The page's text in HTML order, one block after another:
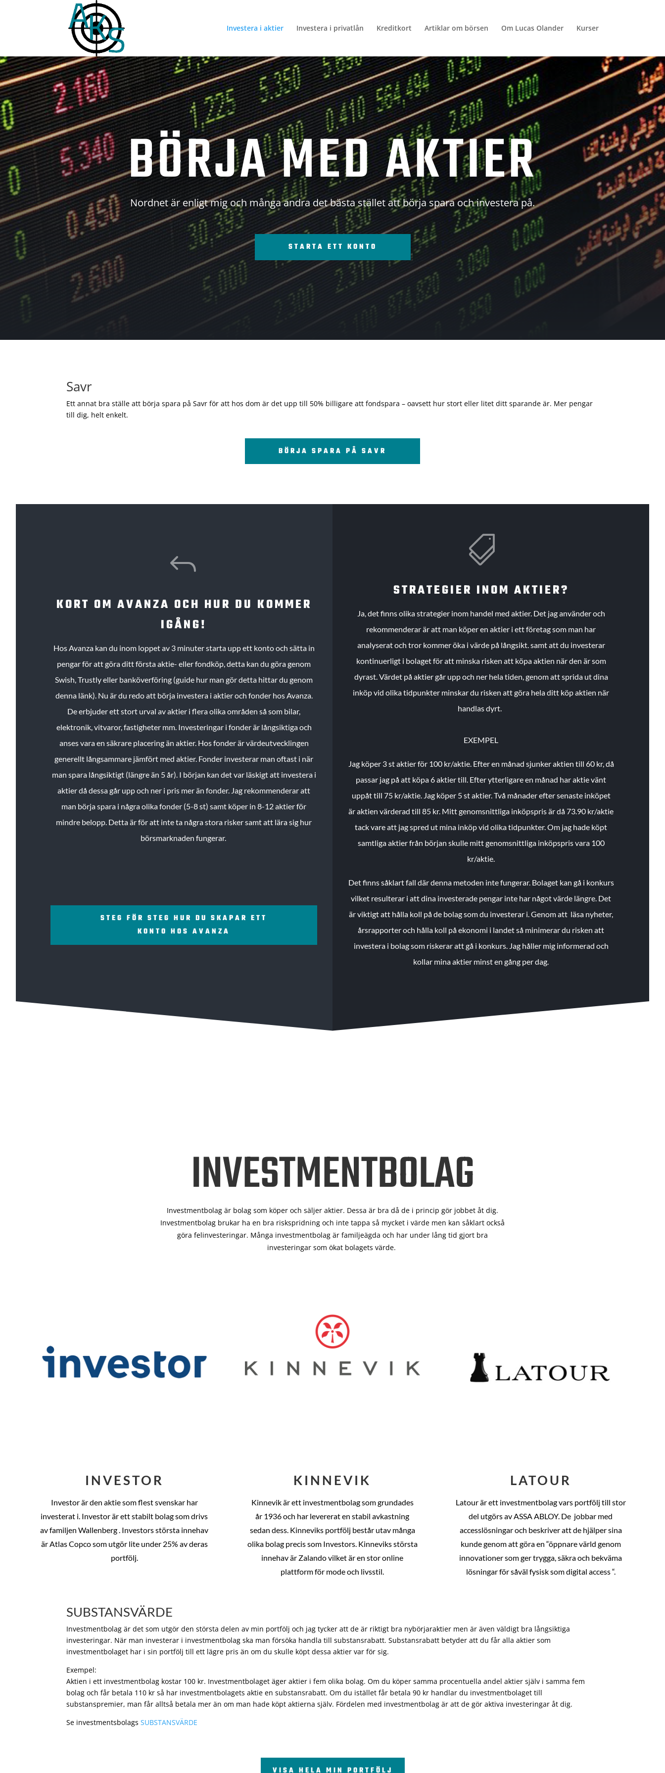
Investera i aktier Investera i privatlån Kreditkort Artiklar om börsen Om Lucas Olander Kurser
BÖRJA MED AKTIER
Nordnet är enligt mig och många andra det bästa stället att börja spara och investera på.
STARTA ETT KONTO
Savr
Ett annat bra ställe att börja spara på Savr för att hos dom är det upp till 50% billigare att fondspara – oavsett hur stort eller litet ditt sparande är. Mer pengar
till dig, helt enkelt.
BÖRJA SPARA PÅ SAVR
J
KORT OM AVANZA OCH HUR DU KOMMER
IGÅNG!
Hos Avanza kan du inom loppet av 3 minuter starta upp ett konto och sätta in
pengar för att göra ditt första aktie- eller fondköp, detta kan du göra genom
Swish, Trustly eller banköverföring (guide hur man gör detta hittar du genom
denna länk). Nu är du redo att börja investera i aktier och fonder hos Avanza.
De erbjuder ett stort urval av aktier i flera olika områden så som bilar,
elektronik, vitvaror, fastigheter mm. Investeringar i fonder är långsiktiga och
anses vara en säkrare placering än aktier. Hos fonder är värdeutvecklingen
generellt långsammare jämfört med aktier. Fonder investerar man oftast i när
man spara långsiktigt (längre än 5 år). I början kan det var läskigt att investera i
aktier då dessa går upp och ner i pris mer än fonder. Jag rekommenderar att
man börja spara i några olika fonder (5-8 st) samt köper in 8-12 aktier för
mindre belopp. Detta är för att inte ta några stora risker samt att lära sig hur
börsmarknaden fungerar.
STEG FÖR STEG HUR DU SKAPAR ETT
KONTO HOS AVANZA

STRATEGIER INOM AKTIER?
Ja, det finns olika strategier inom handel med aktier. Det jag använder och
rekommenderar är att man köper en aktier i ett företag som man har
analyserat och tror kommer öka i värde på långsikt. samt att du investerar
kontinuerligt i bolaget för att minska risken att köpa aktien när den är som
dyrast. Värdet på aktier går upp och ner hela tiden, genom att sprida ut dina
inköp vid olika tidpunkter minskar du risken att göra hela ditt köp aktien när
handlas dyrt.
EXEMPEL
Jag köper 3 st aktier för 100 kr/aktie. Efter en månad sjunker aktien till 60 kr, då
passar jag på att köpa 6 aktier till. Efter ytterligare en månad har aktie vänt
uppåt till 75 kr/aktie. Jag köper 5 st aktier.Två månader efter senaste inköpet
är aktien värderad till 85 kr. Mitt genomsnittliga inköpspris är då 73.90 kr/aktie
tack vare att jag spred ut mina inköp vid olika tidpunkter. Om jag hade köpt
samtliga aktier från början skulle mitt genomsnittliga inköpspris vara 100
kr/aktie.
Det finns såklart fall där denna metoden inte fungerar. Bolaget kan gå i konkurs
vilket resulterar i att dina investerade pengar inte har något värde längre. Det
är viktigt att hålla koll på de bolag som du investerar i. Genom att läsa nyheter,
årsrapporter och hålla koll på ekonomi i landet så minimerar du risken att
investera i bolag som riskerar att gå i konkurs. Jag håller mig informerad och
kollar mina aktier minst en gång per dag.
INVESTMENTBOLAG
Investmentbolag är bolag som köper och säljer aktier. Dessa är bra då de i princip gör jobbet åt dig.
Investmentbolag brukar ha en bra riskspridning och inte tappa så mycket i värde men kan såklart också
göra felinvesteringar. Många investmentbolag är familjeägda och har under lång tid gjort bra
investeringar som ökat bolagets värde.
INVESTOR
Investor är den aktie som flest svenskar har
investerat i. Investor är ett stabilt bolag som drivs
av familjen Wallenberg . Investors största innehav
är Atlas Copco som utgör lite under 25% av deras
portfölj.
KINNEVIK
Kinnevik är ett investmentbolag som grundades
år 1936 och har levererat en stabil avkastning
sedan dess. Kinneviks portfölj består utav många
olika bolag precis som Investors. Kinneviks största
innehav är Zalando vilket är en stor online
plattform för mode och livsstil.
LATOUR
Latour är ett investmentbolag vars portfölj till stor
del utgörs av ASSA ABLOY. De jobbar med
accesslösningar och beskriver att de hjälper sina
kunde genom att göra en “öppnare värld genom
innovationer som ger trygga, säkra och bekväma
lösningar för såväl fysisk som digital access “.
SUBSTANSVÄRDE
Investmentbolag är det som utgör den största delen av min portfölj och jag tycker att de är riktigt bra nybörjaraktier men är även väldigt bra långsiktiga
investeringar. När man investerar i investmentbolag ska man försöka handla till substansrabatt. Substansrabatt betyder att du får alla aktier som
investmentbolaget har i sin portfölj till ett lägre pris än om du skulle köpt dessa aktier var för sig.
Exempel:
Aktien i ett investmentbolag kostar 100 kr. Investmentbolaget äger aktier i fem olika bolag. Om du köper samma procentuella andel aktier själv i samma fem
bolag och får betala 110 kr så har investmentbolagets aktie en substansrabatt. Om du istället får betala 90 kr handlar du investmentbolaget till
substanspremier, man får alltså betala mer än om man hade köpt aktierna själv. Fördelen med investmentbolag är att de gör aktiva investeringar åt dig.
Se investmentsbolagsSUBSTANSVÄRDE
VISA HELA MIN PORTFÖLJ